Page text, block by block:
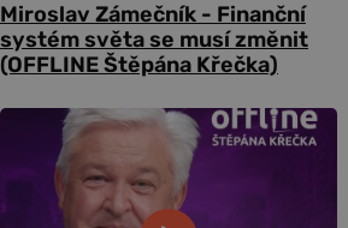
Miroslav Zámečník - Finanční
systém světa se musí změnit
(OFFLINE Štěpána Křečka)